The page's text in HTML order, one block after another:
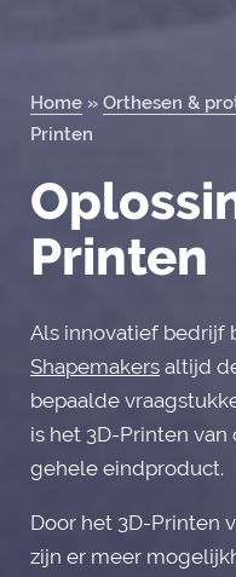
Orderportal
Home » Orthesen &
Printen
Printen
Als innovatief bedrijf
Shapemakers altijd
bepaalde
is het 3D-Printen
gehele eindproduct.
Door het 3D-Printen
zijn er meer